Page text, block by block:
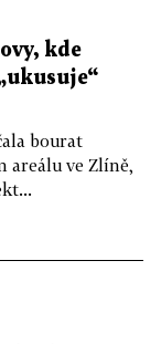
kde
bourat
areálu ve Zlíně,